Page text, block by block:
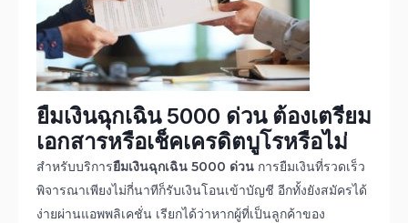
ยืมเงินฉุกเฉิน 5000 ด่วน ต้องเตรียม
เอกสารหรือเช็คเครดิตบูโรหรือไม่
สำหรับบริการยืมเงินฉุกเฉิน 5000 ด่วน การยืมเงินที่รวดเร็ว
พิจารณาเพียงไม่กี่นาทีก็รับเงินโอนเข้าบัญชี อีกทั้งยังสมัครได้
ง่ายผ่านแอพพลิเคชั่น เรียกได้ว่าหากผู้ที่เป็นลูกค้าของ